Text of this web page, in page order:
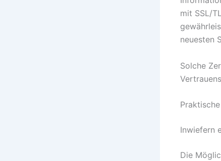
mit SSL/
neuesten
Solche
Inwiefern
Die